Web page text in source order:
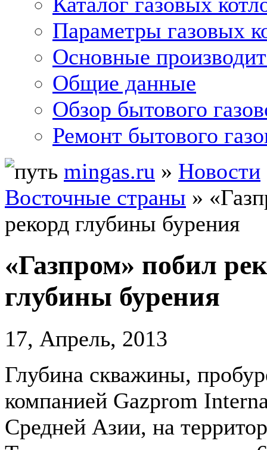
Параметры газовых
Основные
Общие данные
Обзор бытового
Ремонт бытового
mingas.ru » Новости
Восточные страны »
рекорд глубины бурения
«Газпром» побил
глубины бурения
17, Апрель, 2013
Глубина скважины,
компанией Gazprom
Средней Азии, на